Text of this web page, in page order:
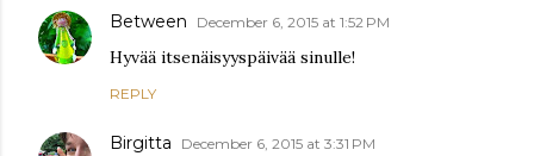
Between December 6, 2015 at 1:52 PM
Hyvää itsenäisyyspäivää sinulle!
REPLY
Birgitta December 6, 2015 at 3:31 PM